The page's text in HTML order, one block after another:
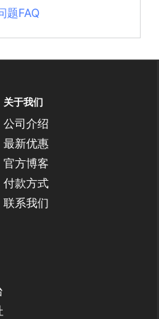
题FAQ
关于我们
公司介绍
最新优惠
官方博客
付款方式
联系我们